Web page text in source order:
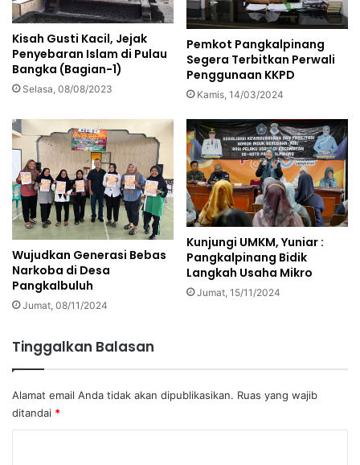
Kisah Gusti Kacil, Jejak
Penyebaran Islam di Pulau
Bangka (Bagian-1)
Selasa, 08/08/2023
Pemkot Pangkalpinang
Segera Terbitkan Perwali
Penggunaan KKPD
Kamis, 14/03/2024
Wujudkan Generasi Bebas
Narkoba di Desa
Pangkalbuluh
Jumat, 08/11/2024
Kunjungi UMKM, Yuniar :
Pangkalpinang Bidik
Langkah Usaha Mikro
Jumat, 15/11/2024
Tinggalkan Balasan
Alamat email Anda tidak akan dipublikasikan. Ruas yang wajib
ditandai *